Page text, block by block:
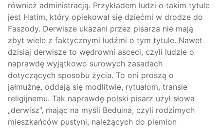
również administracją. Przykładem ludzi o takim tytule
jest Hatim, który opiekował się dziećmi w drodze do
Faszody. Derwisze ukazani przez pisarza nie mają
zbyt wiele z faktycznymi ludźmi o tym tytule. Nawet
dzisiaj derwisze to wędrowni asceci, czyli ludzie o
naprawdę wyjątkowo surowych zasadach
dotyczących sposobu życia. To oni proszą o
jałmużnę, oddają się modlitwie, rytuałom, transie
religijnemu. Tak naprawdę polski pisarz użył słowa
„derwisz”, mając na myśli Beduina, czyli rodzimych
mieszkańców pustyni, należących do plemion